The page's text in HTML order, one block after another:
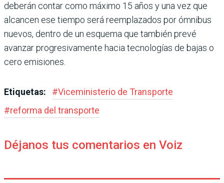
deberán contar como máximo 15 años y una vez que
alcancen ese tiempo será reemplazados por ómni­bus
nuevos, dentro de un esquema que también prevé
avanzar progresivamente hacia tecnologías de bajas o
cero emisiones.
Etiquetas: #Viceministerio de Transporte
#reforma del transporte
Déjanos tus comentarios en Voiz